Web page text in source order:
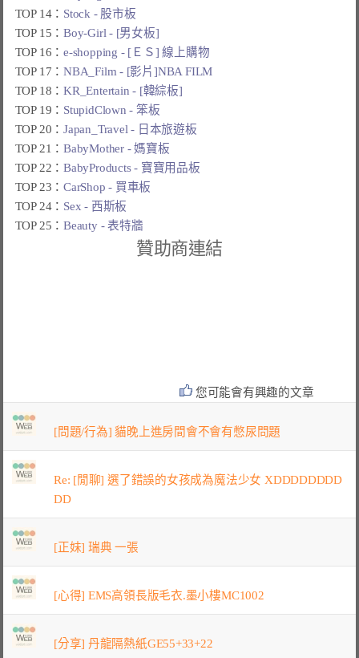
TOP 14： Stock - 股市板
TOP 15：Boy-Girl - [男女板]
TOP 16：e-shopping - [ＥＳ] 線上購物
TOP 17：NBA_Film - [影片]NBA FILM
TOP 18：KR_Entertain - [韓綜板]
TOP 19： StupidClown - 笨板
TOP 20：Japan_Travel - 日本旅遊板
TOP 21：BabyMother - 媽寶板
TOP 22：BabyProducts - 寶寶用品板
TOP 23：CarShop - 買車板
TOP 24： Sex - 西斯板
TOP 25：Beauty - 表特牆
贊助商連結
您可能會有興趣的文章
[問題/行為] 貓晚上進房間會不會有憋尿問題
Re: [閒聊] 選了錯誤的女孩成為魔法少女 XDDDDDDDD
DD
[正妹] 瑞典 一張
[心得] EMS高領長版毛衣.墨小樓MC1002
[分享] 丹龍隔熱紙GE55+33+22